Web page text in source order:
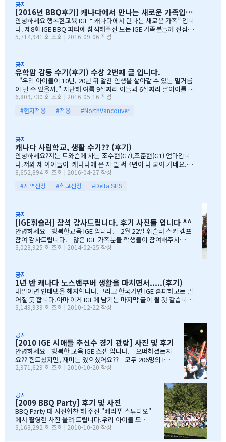
rean 어머님들은 준비성은 최고 인걸 다시 느끼게된 하루엿습니
다. 유학맘이야기에 댓글이 27 이였지만, 참석해주시는 학부모
님들은 50분이 넘으셔서, 처음 오픈닝때 당황스러웠지만요~~ 바
쁘신 와중에 참석해주신 [TD은행,오경호부동산,웨스트캐나다종
합보험,캐나다쉬핑(코쉽해운),한인모터스]VERY 감사드리며, 언제
데 불편한거 없이 꼼꼼히 준비하시기 바라며, 내일이면 아마도 무
한의 카톡 및 연락이 오지않을까 생각이 …
공지
[2016년 BBQ후기] 캐나다에서 만나는 새로운 가족입니다
안녕하세요 행복한교육 IGE “ 캐나다에서 만나는 새로운 가족” 입니
다. 제8회 IGE BBQ 파티에 참석해주신 모든 IGE 가족분들께 진심으
로 감사드립니다. 오전에 비가 와서 걱정 또 걱정을 하였지만, 어느
전부터 차근 차근 준비하엿습니다. 많은 IGE 가족분들께서 참석해주
셧으며,(총114가족) 노스밴쿠버,랭리교육청 교육감님들께서도 참석
해주셧습니다. 11시30분부터 오픈닝을 시작하엿고, 12시부터 BBQ
파티 시작으로 START 하엿지요. 그 다음 자녀학생들을 위하여 보물
찻기 그리고 Q & A 를 시작으로 학부모님들께 답을 마추신 분들께 선
물을 증정하는 즐거운 시간을 가져습니다. 매년 여름마다 BBQ 파티
를 진행하면서 시간이 정말 빨리 가는구나 생각이 듭니다. 맨처음…
5,714,941 회 조회 | 2016-09-06 작성
공지
유학맘 감동 수기(후기) 수상 2번째 글 입니다.
"우리 아이들이 10년, 20년 뒤 알찬 인생을 살아갈 수 있는 밑거름
이 될 수 있을까." 지난해 여름 9살짜리 아들과 6살짜리 딸아이를 데
리고 캐나다 밴쿠버로 조기유학을 떠날 결심을 했을 때, 매일밤 떠오
르는 고민이었습니다. 지난 10여년동안 부모님과 함께 삼대가 살아
왔기에 고민은 더욱 컸습니다. 가족이 떨어져 지내는 시간을 나이 드
遷之敎, 맹자의 어머니가 자식을 위해 세 번 이사했다는 뜻)는 못할
망정, 조금이라도 기회가 있을 때 망설이지 말라"는 말로 오히려 제
등을 떠미셨습니다. 경제적인 여건이 딱히 좋은 것도 아니었습니다.
유학비용도 평소 한국에서 들어가던 교육비에 생활비가 조금 더 들어
가는 수준으로 잡았습니다. 자린고비 정신으로 단단히 무장을 했지
요. 어찌보면 단순무식하게 "영어도 배우고 아이들이 살아…
6,809,730 회 조회 | 2016-05-16 작성
#현지적응
#적응 #NorthVancouver
공지
캐나다 사립학교, 생활 수기?? (후기)
안녕하세요?저는 트와슨에 사는 조수현(G7),조준현(G1) 엄마입니
다.저와 제 아이들이 캐나다에 온 지 벌 써 4년이 다 되어 가네요.이
렇게 오래 있게 된 이유는 단 하나 너무 좋아서 입니다.철새도래지 바
다도 가까이 있고 조용하고 제 아이들이 다니는 학교도 너무 좋습니
다.백인 비율도 높고요.ㅎㅎ제가 가장 만족도가 높았던 높게 생각 하
정말 대단합니다.발론티어로 돌아가는 것도 대단하고요. 큰아이가
처음 왔을 떼 G4 영어도 잘 못하고 힘들어 할 때 워낙 엉뚱한 놈이라
엉뚱한 짓을 할 때도 선생님께서 괜찮다고남자아이들은 그렇게 크는
거라고 말씀해주시고아이의 작은 장단점도 다 알고 계시고 장점도
크게 칭찬해주시고학년 마지막 주에는 저를 앉혀놓고 방학 캠프 리
8,652,894 회 조회 | 2016-04-27 작성
#지역선정
#학교선정 #Delta SHS
공지
[IGE휘슬러] 참석 감사드립니다. 후기 사진들 입니다 ^^
안녕하세요 행복한교육 IGE 입니다. 2월 22일 휘슬러 스키 캠프
참여 감사드립니다. 많은 IGE 가족분들 학생들이 참여해주시고,
빛내주셔서 감사드립니다. 안타깝게도 화창한 날씨여야하는데,
장님, 웨스트캐나다 보험 김정중부장님, 하나투어 지용구님, IGE S
CHOOL 부서에 김미정선생님, 박숙희 선생님 그리고 코퀴틀람 사
무실에 김의정팀장님, 김예경님 진심을 감사드립니다. 마지막으
로 요번 행사를 진행해주신 전준성 본부장님께 감사드리며, 이벤트
까지 준비해주신 본부장님 수고많으셨습니다. " 스키 이벤트" 꼭
들은 댓글로 남겨주시면, 카톡 혹은 메일로 보내드리겠습니다. 감
사합니다.…
3,023,925 회 조회 | 2014-02-25 작성
공지
1년 반 캐나다 노스밴쿠버 생활을 마치면서.....(후기)
내일이면 인테넷을 해지합니다.그리고 한국가면 IGE 홈피하고는 멀
어질 듯 합니다.아마 이게 IGE에 남기는 마지막 글이 될 것 같습니다
1년 반동안의 시간...저희 아이들에게 너무 소중한 시간이였습니다.
선택이였는데......추천 받은 세 군 데 중에서 선택한 IGE.....서비스
마인드가 확실하고 고객을 끝까지 책임질 줄 아는 회사였습니다.한
국 학생이 적은 웨스트 벤쿠버. 그리고 정 사장님이 추천해주신 caulf
eild.....최고의 선택이였습니다. 아이들은 지난 주 부터 계속 farew
ell party입니다.지난 주에 큰애는 6학년 남자 애들 모두 모여서 이번
에 떠나는 한국 아이 2명을 위한 피자파티에 참석하였고 이번 주는 6
학년 아이들끼리 노벤에 있는 레이저텍에서 번개 모임을 하고 놀다가
왔습니다.둘째는 친했던 친구들 집에 초대를 받아서 4명의 친구와 돌
아가면서 sleep over하느라 집에 들어오질 않습니…
3,149,939 회 조회 | 2010-12-22 작성
공지
[2010 IGE 시애틀 추신수 경기 관람] 사진 및 후기
안녕하세요 행복한 교육 IGE 죠셉 입니다. 오떠하셨는지
요?? 힘드셨지만, 재미는 있으셨어요?? 모두 206명의 IGE
가족분들이 참석하셨으며, 무사히 이벤트 마무리되었습니
습니다. 감사합니다...꾸벅!!! 이른 아침부터 준비하시고,
국경에서 장작 3시간동안 시간이 걸리셨고....오마이갓~!!!
그래두 미국땅은 밟아보았죠~~추신수도 보고~~야구경기도
보고~~~따뜻한 햇빛아래에서 시원한 맥주도....ㅋㅋㅋ ^^
아버님/어머님들의 여유스러운 모습에 저 또한 신나드라고
요~~~응원도 힘차게 하며...단지 추신수 선수가 뒷 돌아보지
않아서 아쉬웠지만...........( 쫌~~ 뒤를 돌아보고 손 한번 흔
2,971,629 회 조회 | 2010-10-20 작성
공지
[2009 BBQ Party] 후기 및 사진
BBQ Party 때 사진협찬 해 주신 "베리푸 스튜디오"
에서 촬영한 사진 올려 드립니다.우리 아이들 모
습 잘 찾아 보세요..혹시나 빠진 가족이 있더라도 용
3,163,292 회 조회 | 2010-10-20 작성